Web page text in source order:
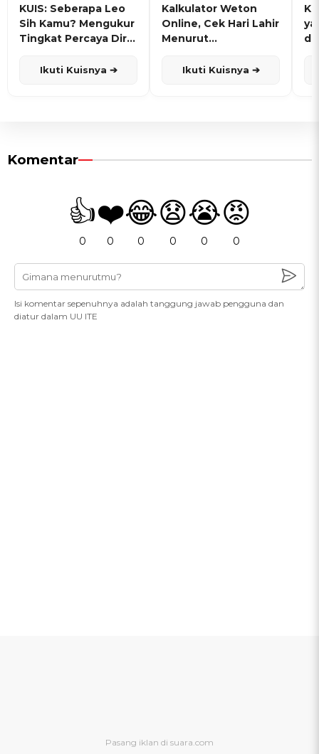
KUIS: Seberapa Leo
Sih Kamu? Mengukur
Tingkat Percaya Diri
Ikuti Kuisnya ➔
Kalkulator Weton
Online, Cek Hari Lahir
Menurut
Ikuti Kuisnya ➔
Komentar
👍
0
❤️
0
😂
0
😧
0
😭
0
😡
0
Isi komentar sepenuhnya adalah tanggung jawab pengguna dan
diatur dalam UU ITE